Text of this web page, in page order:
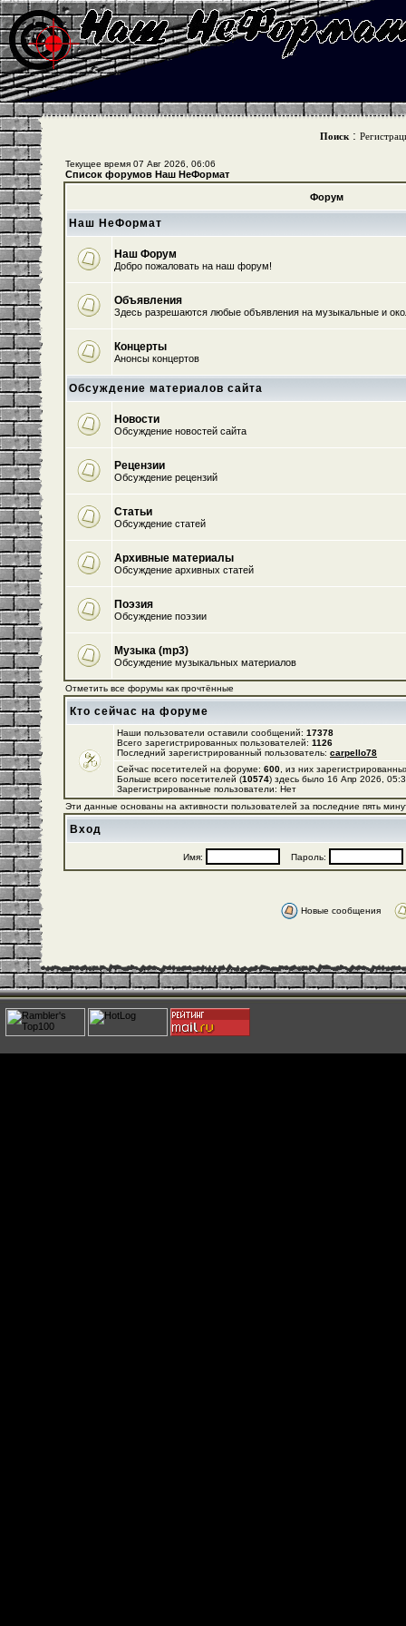
Поиск :
Текущее время 07 Авг 2026, 06:06
Список форумов Наш НеФормат
Форум
Наш НеФормат
Наш Форум
Добро пожаловать на наш форум!
Объявления
Здесь разрешаются любые объявления на музыкальные и
Концерты
Анонсы концертов
Обсуждение материалов сайта
Новости
Обсуждение новостей сайта
Рецензии
Обсуждение рецензий
Статьи
Обсуждение статей
Архивные материалы
Обсуждение архивных статей
Поэзия
Обсуждение поэзии
Музыка (mp3)
Обсуждение музыкальных материалов
Отметить все форумы как прочтённые
Кто сейчас на форуме
Наши пользователи оставили сообщений: 17378
Всего зарегистрированных пользователей: 1126
Последний зарегистрированный пользователь: carpello78
Сейчас посетителей на форуме: 600 , из них
Больше всего посетителей (10574) здесь было 16 Апр 2026,
Зарегистрированные пользователи: Нет
Эти данные основаны на активности пользователей за последние пять
Вход
Имя: Пароль:
Новые сообщения